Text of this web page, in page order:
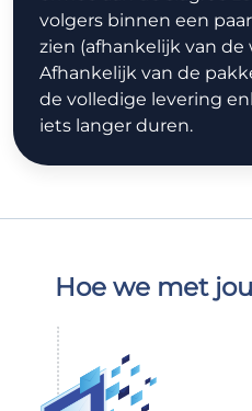
volgers binnen een
zien (afhankelijk van de
Afhankelijk van de
de volledige levering
iets langer duren.
Hoe we met